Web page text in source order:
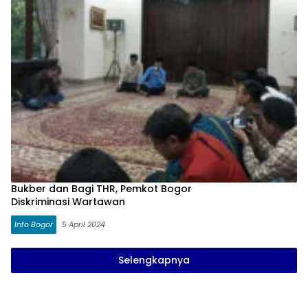
Bukber dan Bagi THR, Pemkot Bogor
Diskriminasi Wartawan
Info Bogor 5 April 2024
Selengkapnya